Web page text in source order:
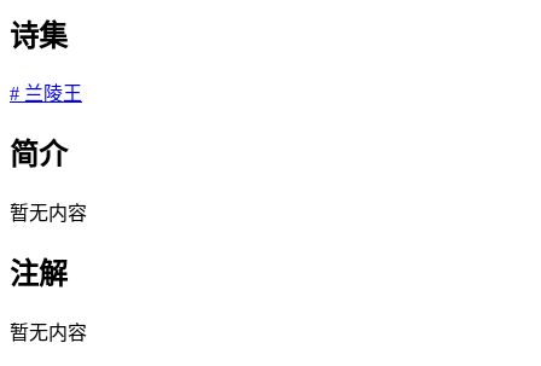
诗集
# 兰陵王
简介
暂无内容
注解
暂无内容